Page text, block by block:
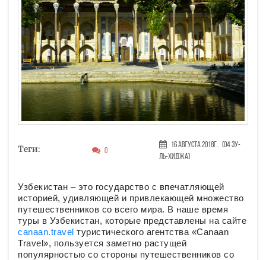
Теги: 0
16 Августа 2018г. (04 Зу-
ль-хиджа)
Узбекистан – это государство с впечатляющей
историей, удивляющей и привлекающей множество
путешественников со всего мира. В наше время
туры в Узбекистан, которые представлены на сайте
canaan.travel туристического агентства «Canaan
Travel», пользуется заметно растущей
популярностью со стороны путешественников со